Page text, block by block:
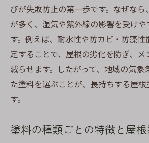
びが失敗防止の第一歩です。なぜな
が多く、湿気や紫外線の影響を受け
す。例えば、耐水性や防カビ・防藻
定することで、屋根の劣化を防ぎ、メ
減らせます。したがって、地域の気象
た塗料を選ぶことが、長持ちする屋
す。
塗料の種類ごとの特徴と屋